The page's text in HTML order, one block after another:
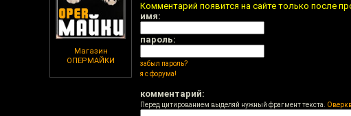
Магазин
ОПЕРМАЙКИ
Комментарий появится на сайте только после
имя:
пароль:
забыл пароль?
я с форума!
комментарий:
Перед цитированием выделяй нужный фрагмент текста.